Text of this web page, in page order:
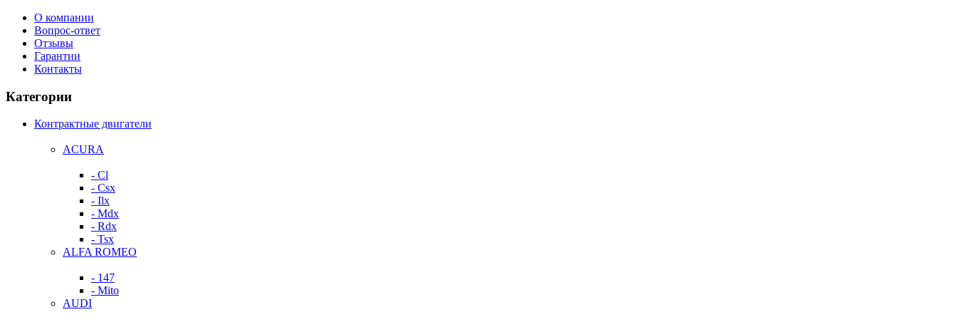
О компании
Вопрос-ответ
Отзывы
Гарантии
Контакты
Категории
Контрактные двигатели
ACURA
- Cl
- Csx
- Ilx
- Mdx
- Rdx
- Tsx
ALFA ROMEO
- 147
- Mito
AUDI